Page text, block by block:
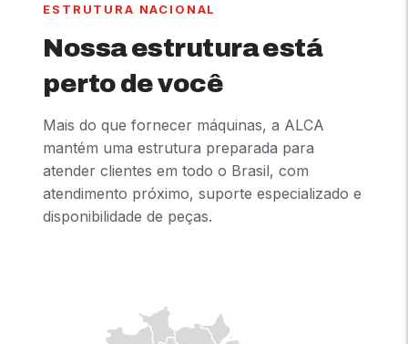
ESTRUTURA NACIONAL
Nossa estrutura está
perto de você
Mais do que fornecer máquinas, a ALCA
mantém uma estrutura preparada para
atender clientes em todo o Brasil, com
atendimento próximo, suporte especializado e
disponibilidade de peças.